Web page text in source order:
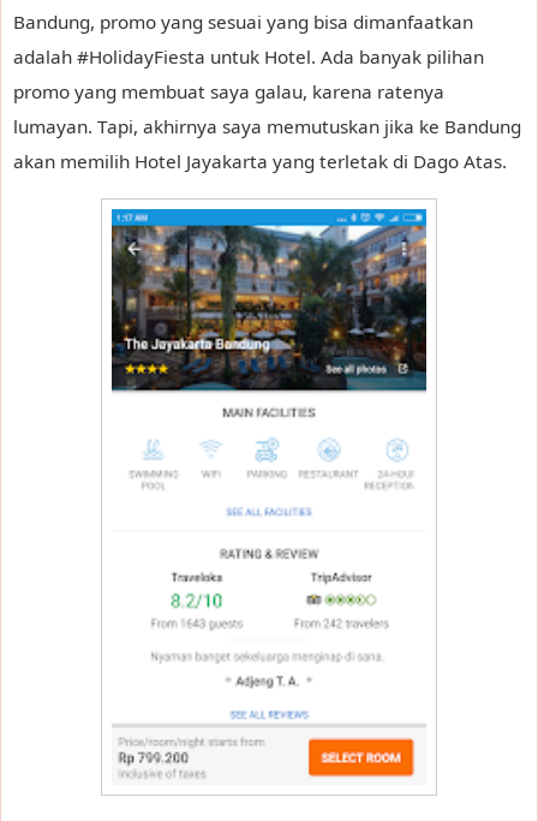
Bandung, promo yang sesuai yang bisa dimanfaatkan
adalah #HolidayFiesta untuk Hotel. Ada banyak pilihan
promo yang membuat saya galau, karena ratenya
lumayan. Tapi, akhirnya saya memutuskan jika ke Bandung
akan memilih Hotel Jayakarta yang terletak di Dago Atas.